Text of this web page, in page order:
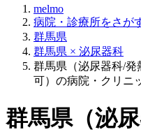
melmo
病院・診療所をさが
群馬県
群馬県 × 泌尿器科
群馬県（泌尿器科/発
可）の病院・クリニ
群馬県（泌